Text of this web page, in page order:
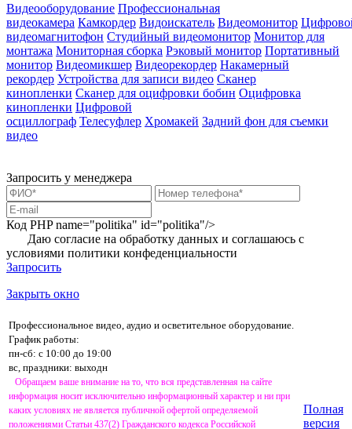
Видеооборудование Профессиональная
видеокамера Камкордер Видоискатель Видеомонитор
видеомагнитофон Студийный видеомонитор Монитор для
монтажа Мониторная сборка Рэковый монитор Портативный
монитор Видеомикшер Видеорекордер Накамерный
рекордер Устройства для записи видео Сканер
кинопленки Сканер для оцифровки бобин Оцифровка
кинопленки Цифровой
осциллограф Телесуфлер Хромакей Задний фон для съемки
видео
Запросить у менеджера
Код PHPname="politika" id="politika"/>
Даю согласие на обработку данных и соглашаюсь с
условиями политики конфеденциальности
Запросить
Закрыть окно
Профессиональное видео, аудио и осветительное оборудование.
График работы:
пн-сб: с 10:00 до 19:00
вс, праздники: выходн
Обращаем ваше внимание на то, что вся представленная на сайте
информация носит исключительно информационный характер и ни при
каких условиях не является публичной офертой определяемой
положениями Статьи 437(2) Гражданского кодекса Российской
Полная
версия